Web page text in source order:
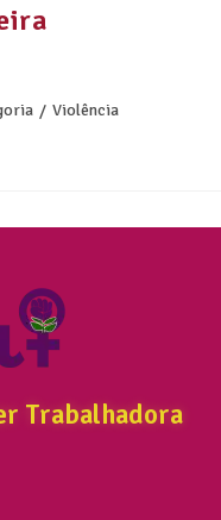
/ Violência
Trabalhadora